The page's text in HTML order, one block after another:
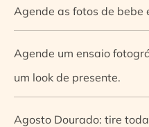
Agende as fotos de bebe
Agende um ensaio
um look de presente.
Agosto Dourado: tire